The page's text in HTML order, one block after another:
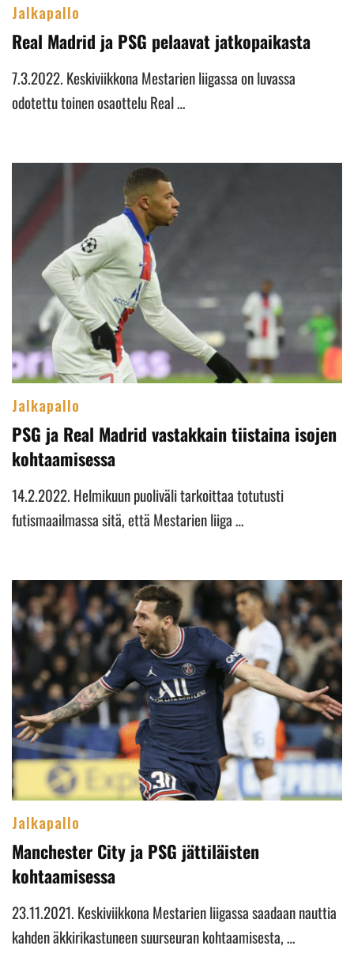
Jalkapallo
Real Madrid ja PSG pelaavat jatkopaikasta
7.3.2022. Keskiviikkona Mestarien liigassa on luvassa
odotettu toinen osaottelu Real …
Jalkapallo
PSG ja Real Madrid vastakkain tiistaina isojen
kohtaamisessa
14.2.2022. Helmikuun puoliväli tarkoittaa totutusti
futismaailmassa sitä, että Mestarien liiga …
Jalkapallo
Manchester City ja PSG jättiläisten
kohtaamisessa
23.11.2021. Keskiviikkona Mestarien liigassa saadaan nauttia
kahden äkkirikastuneen suurseuran kohtaamisesta, …